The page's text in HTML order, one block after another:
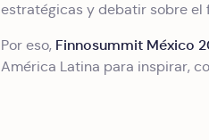
estratégicas y debatir sobre el
Por eso, Finnosummit México
América Latina para inspirar,